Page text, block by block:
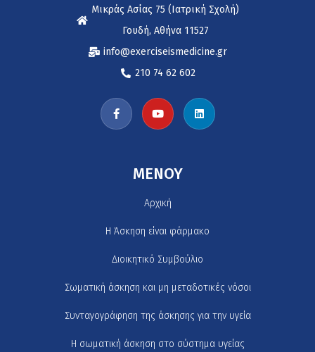
Μικράς Ασίας 75 (Ιατρική Σχολή)
Γουδή, Αθήνα 11527
info@exerciseismedicine.gr
210 74 62 602
MENOY
Αρχική
H Άσκηση είναι φάρμακο
Διοικητικό Συμβούλιο
Σωματική άσκηση και μη μεταδοτικές νόσοι
Συνταγογράφηση της άσκησης για την υγεία
Η σωματική άσκηση στο σύστημα υγείας